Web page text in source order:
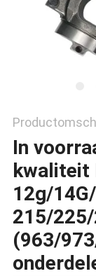
In
kwaliteit
12g/
215/
(963/